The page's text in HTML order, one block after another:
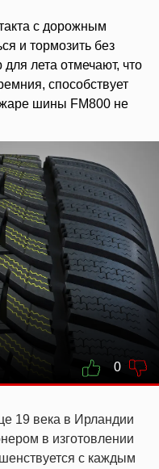
с дорожным
и тормозить без
лета отмечают, что
способствует
шины FM800 не
0
19 века в Ирландии
в изготовлении
с каждым